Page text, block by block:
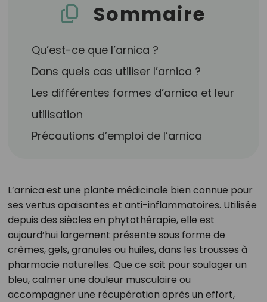
Sommaire
Qu’est-ce que l’arnica ?
Dans quels cas utiliser l’arnica ?
Les différentes formes d’arnica et leur
utilisation
Précautions d’emploi de l’arnica
L’arnica est une plante médicinale bien connue pour
ses vertus apaisantes et anti-inflammatoires. Utilisée
depuis des siècles en phytothérapie, elle est
aujourd’hui largement présente sous forme de
crèmes, gels, granules ou huiles, dans les trousses à
pharmacie naturelles. Que ce soit pour soulager un
bleu, calmer une douleur musculaire ou
accompagner une récupération après un effort,